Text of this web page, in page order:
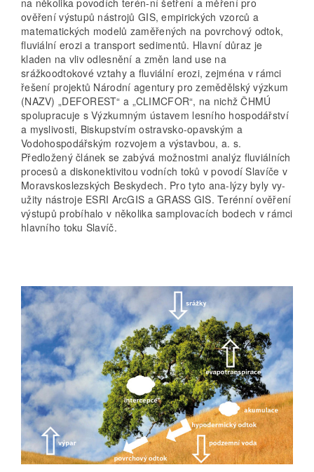
ověření výstupů nástrojů GIS, empirických vzorců a
matematických modelů zaměřených na povrchový odtok,
fluviální erozi a transport sedimentů. Hlavní důraz je
kladen na vliv odlesnění a změn land use na
srážkoodtokové vztahy a fluviální erozi, zejména v rámci
řešení projektů Národní agentury pro zemědělský výzkum
(NAZV) „DEFOREST“ a „CLIMCFOR“, na nichž ČHMÚ
spolupracuje s Výzkumným ústavem lesního hospodářství
a myslivosti, Biskupstvím ostravsko-opavským a
Vodohospodářským rozvojem a výstavbou, a. s.
Předložený článek se zabývá možnostmi analýz fluviálních
procesů a diskonektivitou vodních toků v povodí Slavíče v
Moravskoslezských Beskydech. Pro tyto ana-lýzy byly vy­
užity nástroje ESRI ArcGIS a GRASS GIS. Terénní ověření
výstupů probíhalo v několika samplovacích bodech v rámci
hlavního toku Slavíč.